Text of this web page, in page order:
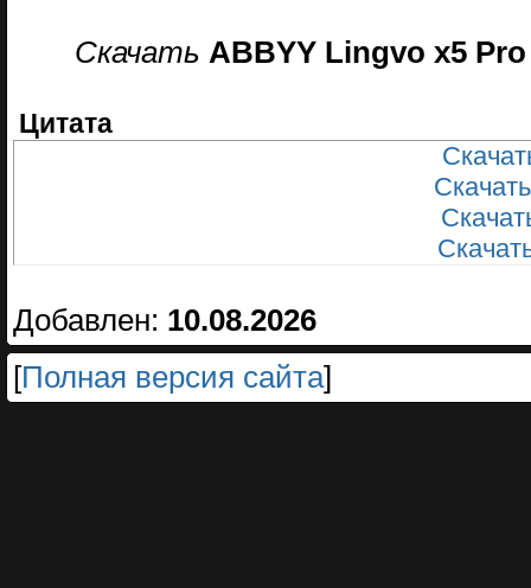
Скачать ABBYY Lingvo х5
Цитата
Добавлен: 10.08.2026
[Полная версия сайта]